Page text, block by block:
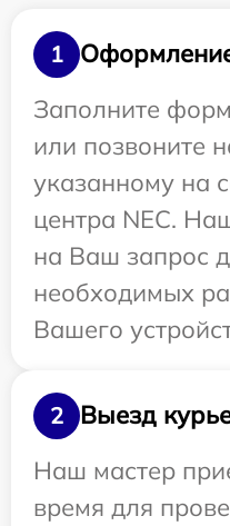
1
Заполните
или позвоните
указанному на
центра NEC.
на Ваш запрос
необходимых
Вашего
2
Выезд
Наш мастер
время для